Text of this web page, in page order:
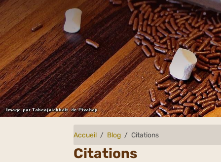
Accueil Blog Citations
Citations